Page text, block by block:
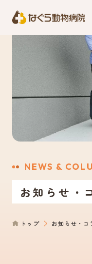
当院について
採用情報
NEWS &
お知らせ・
トップ お知らせ・コ